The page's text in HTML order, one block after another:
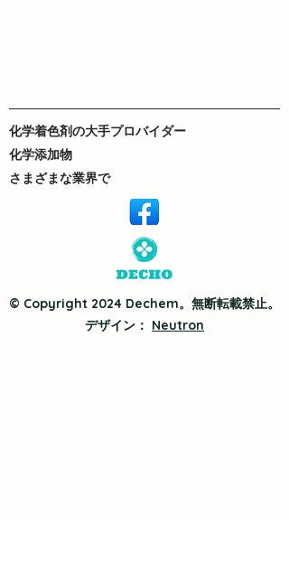
化学着色剤の大手プロバイダー
化学添加物
さまざまな業界で
© Copyright 2024 Dechem。無断転載禁止。
デザイン： Neutron